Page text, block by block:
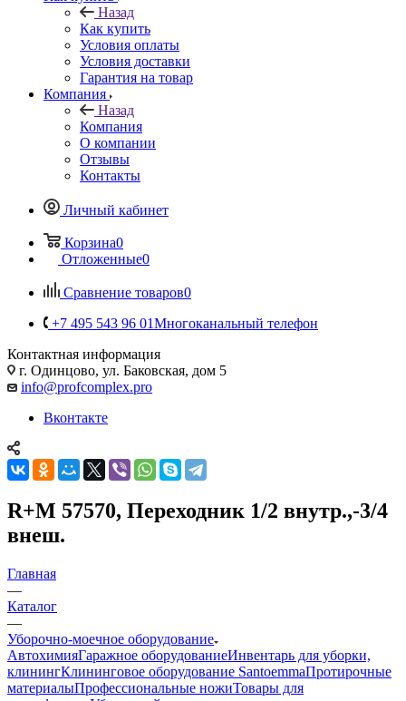
Назад
Как купить
Условия оплаты
Условия доставки
Гарантия на товар
Компания
Назад
Компания
О компании
Отзывы
Контакты
Личный кабинет
Корзина0
Отложенные0
Сравнение товаров0
+7 495 543 96 01Многоканальный телефон
Контактная информация
г. Одинцово, ул. Баковская, дом 5
info@profcomplex.pro
Вконтакте
R+M 57570, Переходник 1/2 внутр.,-3/4
внеш.
Главная
—
Каталог
—
Уборочно-моечное оборудование
АвтохимияГаражное оборудованиеИнвентарь для уборки,
клинингКлининговое оборудование SantoemmaПротирочные
материалыПрофессиональные ножиТовары для